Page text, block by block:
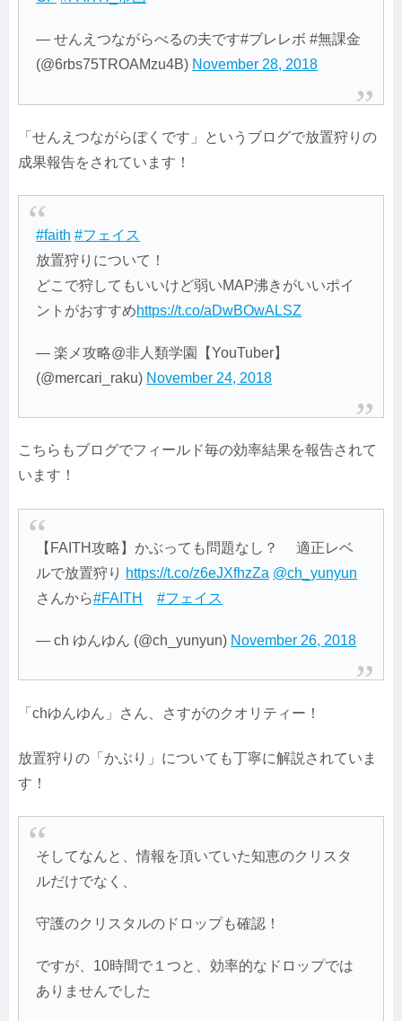
— せんえつながらべるの夫です#ブレレボ #無課金
(@6rbs75TROAMzu4B) November 28, 2018
「せんえつながらぼくです」というブログで放置狩りの
成果報告をされています！
#faith #フェイス
放置狩りについて！
どこで狩してもいいけど弱いMAP沸きがいいポイ
ントがおすすめhttps://t.co/aDwBOwALSZ
— 楽メ攻略@非人類学園【YouTuber】
(@mercari_raku) November 24, 2018
こちらもブログでフィールド毎の効率結果を報告されて
います！
【FAITH攻略】かぶっても問題なし？ 適正レベ
ルで放置狩り https://t.co/z6eJXfhzZa @ch_yunyun
さんから#FAITH #フェイス
— ch ゆんゆん (@ch_yunyun) November 26, 2018
「chゆんゆん」さん、さすがのクオリティー！
放置狩りの「かぶり」についても丁寧に解説されていま
す！
そしてなんと、情報を頂いていた知恵のクリスタ
ルだけでなく、
守護のクリスタルのドロップも確認！
ですが、10時間で１つと、効率的なドロップでは
ありませんでした